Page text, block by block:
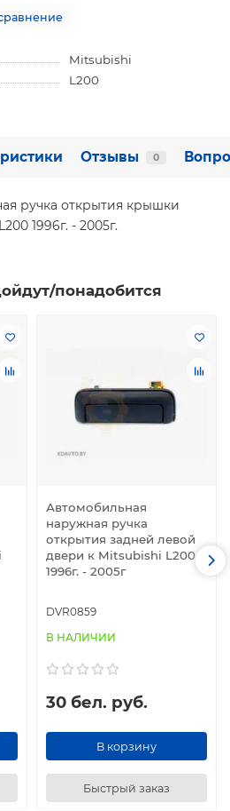
Mitsubishi
L200
Отзывы 0
ручка открытия крышки
1996г. - 2005г.
понадобится
Автомобильная
наружная ручка
открытия задней левой
двери к Mitsubishi L200
1996г. - 2005г
DVR0859
В НАЛИЧИИ
30 бел. руб.
В корзину
Быстрый заказ